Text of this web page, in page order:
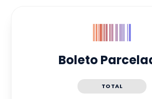
Boleto
TOTAL